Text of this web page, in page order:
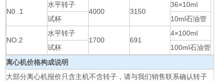
N0 .1
水平转子
4000
3150
36×10ml
试杯
10ml石油管
NO.2
水平转子
1700
691
4×100ml
试杯
100ml石油管
离心机价格构成说明
大部分离心机报价只含主机不含转子，请与我们销售联系确认转子